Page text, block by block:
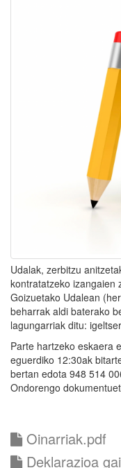
Udalak, zerbitzu
kontratatzeko izangaien
Goizuetako Udalean
beharrak aldi baterako
lagungarriak ditu:
Parte hartzeko eskaera
eguerdiko 12:30ak
bertan edota 948 514
Ondorengo
Oinarriak.pdf
Deklarazioa